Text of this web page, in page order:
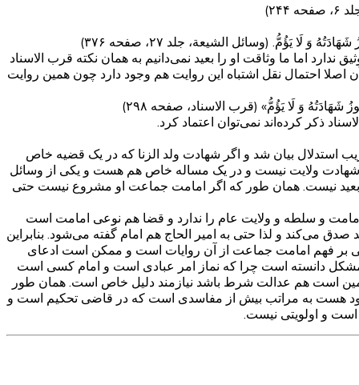
(وسائل الشیعة، جلد ۲۷، صفحه ۳۷۶)
اما ما وثاقت او را بعید نمی‌دانیم به همان نکته قرب الاسناد
احتمال نقل اشتباه این روایت هم وجود دارد چون همین روایت
وَ لَا يَؤُمُّ» (قرب الاسناد، صفحه ۲۹۸)
استدلال بیان شد و اگر شهادت ولد الزنا که در یک قضیه خاص
ولایت نیست و در یک مساله خاص هم هست و یکی از وسائل
بعید نیست. همان طور که اگر امامت جماعت او مشروع نیست حتی
امامت و سلطه و ولایت عام را ندارد و قضا هم نوعی امامت است
می‌کند و لذا حتی به امیر الحاج هم امام گفته می‌شود. بنابراین
بر فهم امامت جماعت از آن روایات است و ممکن است ادعای
دانسته است چرا که نماز امر عبادی است و امام کسی است
است هم عدالت شرط باشد نیازمند دلیل خاص است. همان طور
هست به مراتب بیش از مفاسدی است که در قاضی تحکیم است و
و اولویتی نیست.